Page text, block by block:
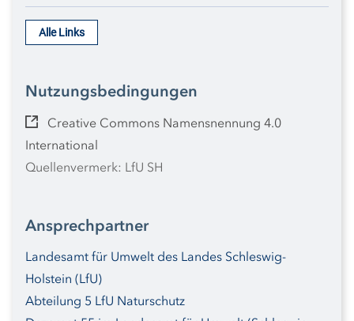
Alle Links
Nutzungsbedingungen
Creative Commons Namensnennung 4.0
International
Quellenvermerk: LfU SH
Ansprechpartner
Landesamt für Umwelt des Landes Schleswig-
Holstein (LfU)
Abteilung 5 LfU Naturschutz